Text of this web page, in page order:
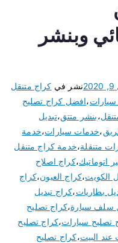
كهربائي وبنشر
نشر في كراج متنقل
سيارات،افضل كراج تصليح
،بنشر متتق،تبديل
،خدمات سيارات،خدمة
متنقلة،خدمة كراج متنقل
اتوماتيك،كراج اصلاح
الكويت،كراج العيون،كراج
بطاريات،كراج تبديل
سلف سيارة،كراج تصليح
تصليح سيارات،كراج تصليح
البيت،كراج تصليح